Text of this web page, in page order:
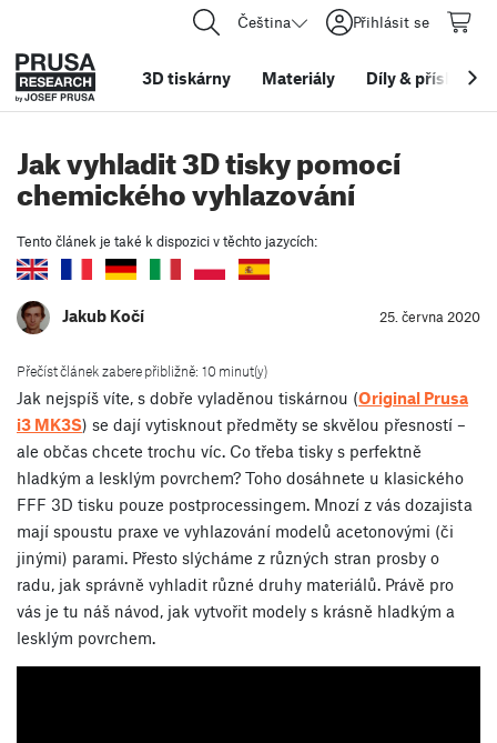
Čeština Přihlásit se
3D tiskárny Materiály Díly&
Jak vyhladit 3D tisky pomocí
chemického vyhlazování
Tento článek je také k dispozici v těchto jazycích:
Jakub Kočí 25. června 2020
Přečíst článek zabere přibližně: 10 minut(y)
Jak nejspíš víte, s dobře vyladěnou tiskárnou (Original Prusa
i3 MK3S) se dají vytisknout předměty se skvělou přesností –
ale občas chcete trochu víc. Co třeba tisky s perfektně
hladkým a lesklým povrchem? Toho dosáhnete u klasického
FFF 3D tisku pouze postprocessingem. Mnozí z vás dozajista
mají spoustu praxe ve vyhlazování modelů acetonovými (či
jinými) parami. Přesto slýcháme z různých stran prosby o
radu, jak správně vyhladit různé druhy materiálů. Právě pro
vás je tu náš návod, jak vytvořit modely s krásně hladkým a
lesklým povrchem.